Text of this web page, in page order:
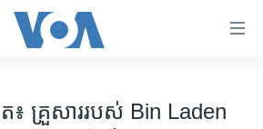
ត៖ គ្រួសារ​របស់​ Bin Laden